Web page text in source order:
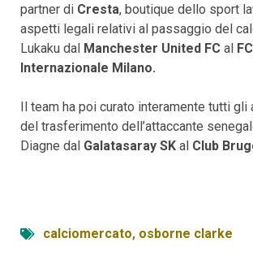
partner di Cresta, boutique dello sport
aspetti legali relativi al passaggio del
Lukaku dal Manchester United FC al FC
Internazionale Milano.
Il team ha poi curato interamente tutti
del trasferimento dell’attaccante
Diagne dal Galatasaray SK al Club
calciomercato, osborne clarke